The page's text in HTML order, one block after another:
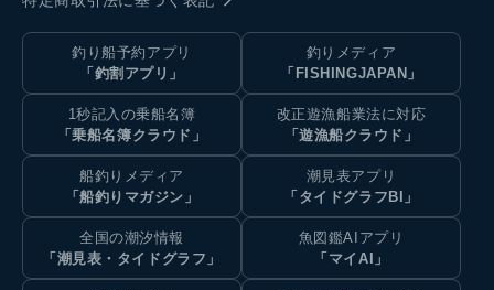
釣り船予約アプリ
「釣割アプリ」
釣りメディア
「FISHINGJAPAN」
1秒記入の乗船名簿
「乗船名簿クラウド」
改正遊漁船業法に対応
「遊漁船クラウド」
船釣りメディア
「船釣りマガジン」
潮見表アプリ
「タイドグラフBI」
全国の潮汐情報
「潮見表・タイドグラフ」
魚図鑑AIアプリ
「マイAI」